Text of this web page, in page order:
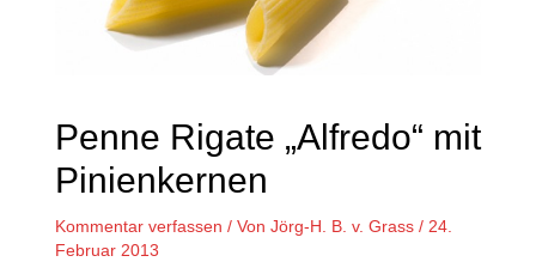
Penne Rigate „Alfredo“ mit
Pinienkernen
Kommentar verfassen / Von Jörg-H. B. v. Grass / 24.
Februar 2013